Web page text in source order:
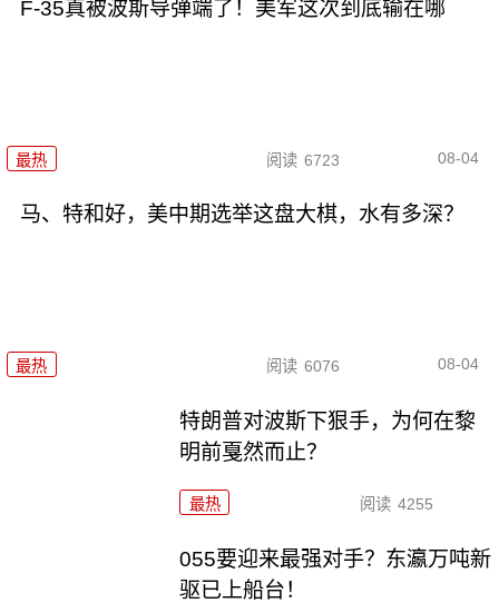
F-35真被波斯导弹端了！美军这次到底输在哪
最热 阅读 6723 08-04
马、特和好，美中期选举这盘大棋，水有多深？
最热 阅读 6076 08-04
特朗普对波斯下狠手，为何在黎
明前戛然而止？
最热 阅读 4255
055要迎来最强对手？东瀛万吨新
驱已上船台！